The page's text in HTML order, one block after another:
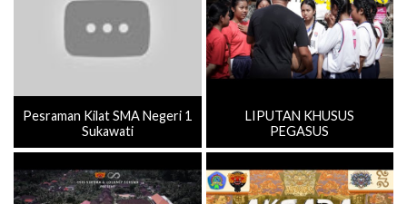
Pesraman Kilat SMA Negeri 1
Sukawati
LIPUTAN KHUSUS
PEGASUS